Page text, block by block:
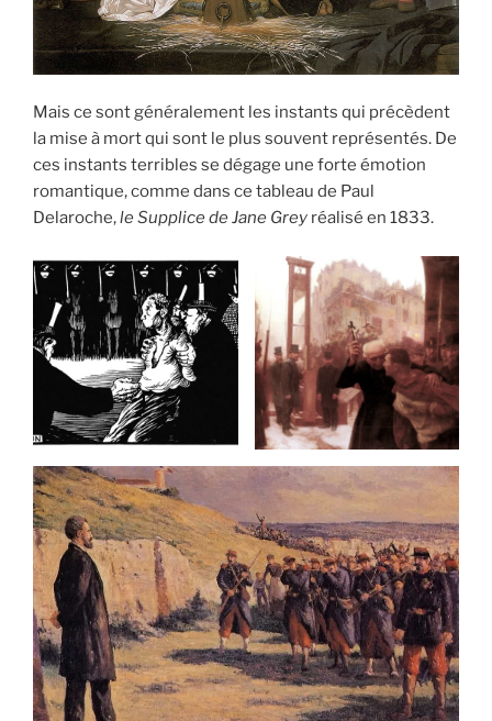
Mais ce sont généralement les instants qui précèdent
la mise à mort qui sont le plus souvent représentés. De
ces instants terribles se dégage une forte émotion
romantique, comme dans ce tableau de Paul
Delaroche,le Supplice de Jane Grey réalisé en 1833.